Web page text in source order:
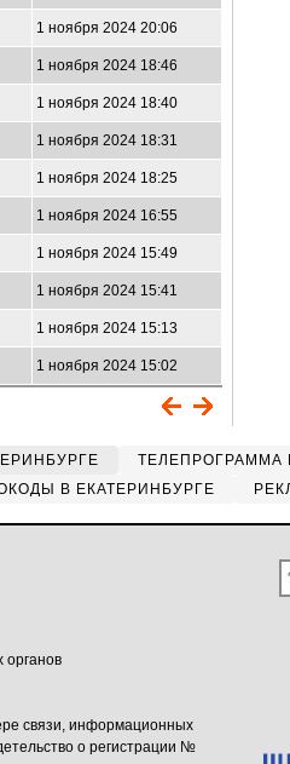
1 ноября 2024 20:06
1 ноября 2024 18:46
1 ноября 2024 18:40
1 ноября 2024 18:31
1 ноября 2024 18:25
1 ноября 2024 16:55
1 ноября 2024 15:49
1 ноября 2024 15:41
1 ноября 2024 15:13
1 ноября 2024 15:02
ТЕЛЕПРОГРАММА
В ЕКАТЕРИНБУРГЕ
органов
связи, информационных
о регистрации №